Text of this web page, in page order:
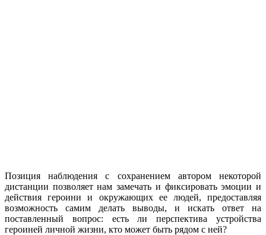
Позиция наблюдения с сохранением автором некоторой
дистанции позволяет нам замечать и фиксировать эмоции и
действия героини и окружающих ее людей, предоставляя
возможность самим делать выводы, и искать ответ на
поставленный вопрос: есть ли перспектива устройства
героиней личной жизни, кто может быть рядом с ней?